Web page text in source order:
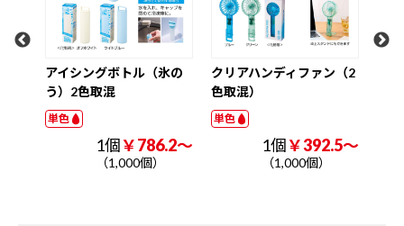
～
アイシングボトル（氷の
う）2色取混
単色
1個￥786.2～
（1,000個）
クリアハンディファン（2
色取混）
単色
1個￥392.5～
（1,000個）